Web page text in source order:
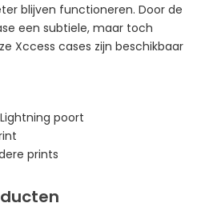
blijven functioneren. Door de
een subtiele, maar toch
Xccess cases zijn beschikbaar
poort
prints